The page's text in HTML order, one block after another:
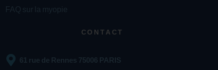
FAQ sur la myopie
CONTACT
61 rue de Rennes 75006 PARIS